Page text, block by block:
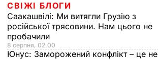
СВІЖІ БЛОГИ
Саакашвілі: Ми витягли Грузію з
російської трясовини. Нам цього не
пробачили
8 серпня, 02.00
Юнус: Заморожений конфлікт – це не